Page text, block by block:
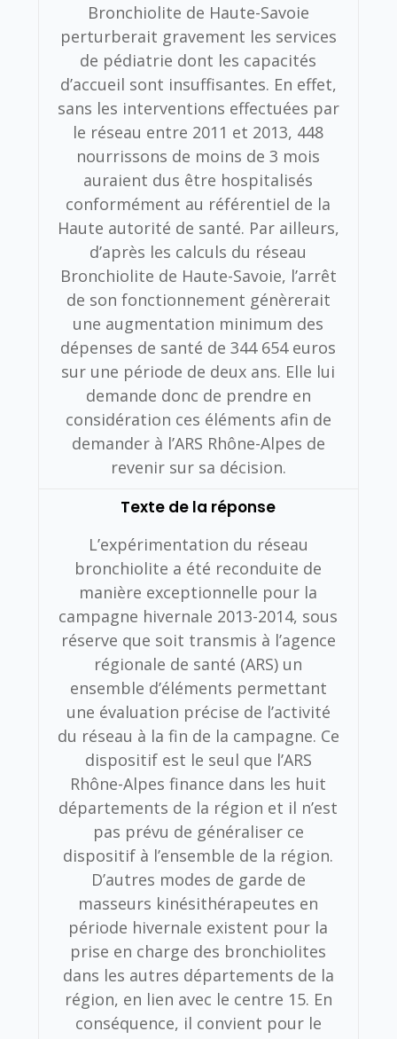
Bronchiolite de Haute-Savoie
perturberait gravement les services
de pédiatrie dont les capacités
d’accueil sont insuffisantes. En effet,
sans les interventions effectuées par
le réseau entre 2011 et 2013, 448
nourrissons de moins de 3 mois
auraient dus être hospitalisés
conformément au référentiel de la
Haute autorité de santé. Par ailleurs,
d’après les calculs du réseau
Bronchiolite de Haute-Savoie, l’arrêt
de son fonctionnement génèrerait
une augmentation minimum des
dépenses de santé de 344 654 euros
sur une période de deux ans. Elle lui
demande donc de prendre en
considération ces éléments afin de
demander à l’ARS Rhône-Alpes de
revenir sur sa décision.
Texte de la réponse
L’expérimentation du réseau
bronchiolite a été reconduite de
manière exceptionnelle pour la
campagne hivernale 2013-2014, sous
réserve que soit transmis à l’agence
régionale de santé (ARS) un
ensemble d’éléments permettant
une évaluation précise de l’activité
du réseau à la fin de la campagne. Ce
dispositif est le seul que l’ARS
Rhône-Alpes finance dans les huit
départements de la région et il n’est
pas prévu de généraliser ce
dispositif à l’ensemble de la région.
D’autres modes de garde de
masseurs kinésithérapeutes en
période hivernale existent pour la
prise en charge des bronchiolites
dans les autres départements de la
région, en lien avec le centre 15. En
conséquence, il convient pour le